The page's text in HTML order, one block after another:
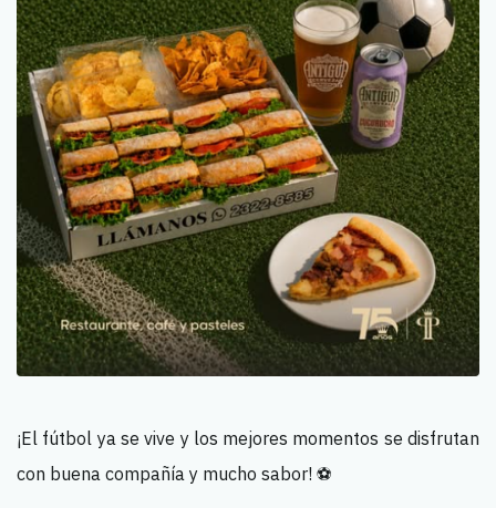
¡El fútbol ya se vive y los mejores momentos se disfrutan
con buena compañía y mucho sabor! ⚽